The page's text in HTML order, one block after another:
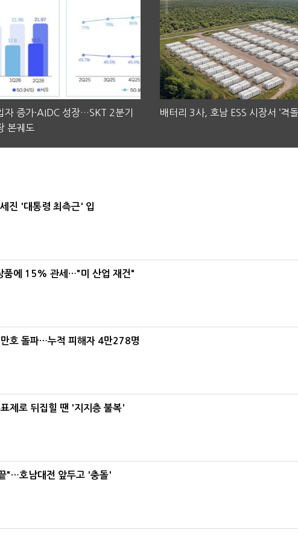
자 증가·AIDC 성장…SKT 2분기
본궤도
배터리 3사, 호남 ESS 시장서 ‘격돌
진 '대통령 최측근' 입
품에 15% 관세…"미 산업 재건"
호 돌파…누적 피해자 4만278명
제로 뒤집힐 땐 '지지층 불복'
"…호남대전 앞두고 '충돌'